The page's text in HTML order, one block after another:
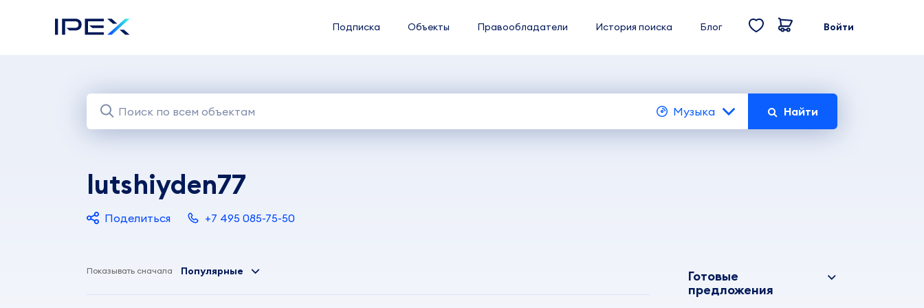
Подписка Объекты Правообладатели История поиска Блог Войти
Музыка Найти
lutshiyden77
Поделиться +7 495 085-75-50
Показывать сначала Популярные
Готовые
предложения